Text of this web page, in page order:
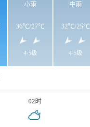
小雨
36℃/27℃
4-5级
中雨
32℃/25℃
4-5级
02时